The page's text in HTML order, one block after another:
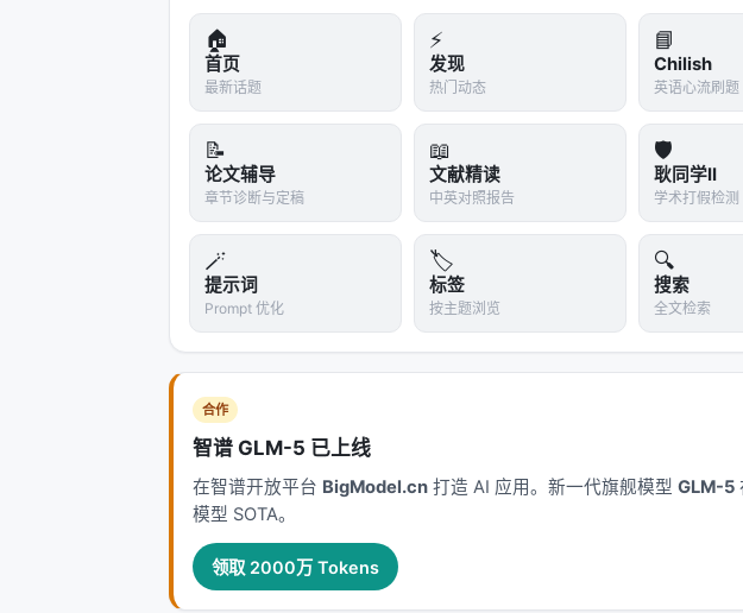
动的循环。这里的批评器是 混合式的：VLM 检查全局布局忠实度
（文字溢出、箭头终点精度、元素重叠）——这些东西光靠视觉模
循环最多 4 轮，有回退机制。实验结果：CraftEditor 在 7 个评
Banana、AutoFigure-Edit），整体得分 8.04 对 6.91 和 3.69。
---
五、CraftBench：终于有一个不"偏科"的评测基准
现有基准都有各自的盲区：
基准
PaperBanana-Bench 文本→方法图
SridBench
IGenBench 信息图
CraftBench 覆盖3 种图类型 × 4 种输入条件
🏠
首页
最新话题
⚡
发现
热门动态
📘
Chilish
英语心流刷题
📝
论文辅导
章节诊断与定稿
📖
文献精读
中英对照报告
🛡️
耿同学II
学术打假检测
🪄
提示词
Prompt 优化
🏷️
标签
按主题浏览
🔍
搜索
全文检索
合作
智谱 GLM-5 已上线
在智谱开放平台 BigModel.cn 打造 AI 应用。新一代旗舰模型 GLM-5
模型 SOTA。
领取 2000万 Tokens